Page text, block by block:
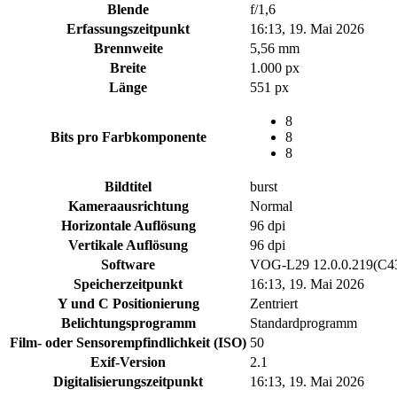
Blende
f/1,6
Erfassungszeitpunkt
16:13, 19. Mai 2026
Brennweite
5,56 mm
Breite
1.000 px
Länge
551 px
Bits pro Farbkomponente
8
8
8
Bildtitel
burst
Kameraausrichtung
Normal
Horizontale Auflösung
96 dpi
Vertikale Auflösung
96 dpi
Software
VOG-L29
Speicherzeitpunkt
16:13, 19. Mai 2026
Y und C Positionierung
Zentriert
Belichtungsprogramm
Standardprogramm
Film- oder Sensorempfindlichkeit (ISO) 50
Exif-Version
2.1
Digitalisierungszeitpunkt
16:13, 19. Mai 2026